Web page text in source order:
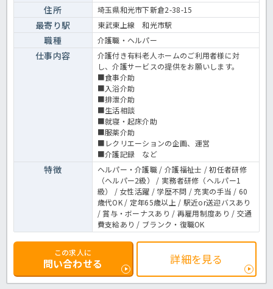
住所 埼玉県和光市下新倉2-38-15
最寄り駅 東武東上線 和光市駅
職種 介護職・ヘルパー
仕事内容
介護付き有料老人ホームのご利用者様に対
し、介護サービスの提供をお願いします。
■食事介助
■入浴介助
■排泄介助
■生活相談
■就寝・起床介助
■服薬介助
■レクリエーションの企画、運営
■介護記録 など
特徴
ヘルパー・介護職 / 介護福祉士 / 初任者研修
（ヘルパー2級） / 実務者研修（ヘルパー1
級） / 女性活躍 / 学歴不問 / 充実の手当 / 60
歳代OK / 定年65歳以上 / 駅近or送迎バスあり
/ 賞与・ボーナスあり / 再雇用制度あり / 交通
費支給あり / ブランク・復職OK
この求人に
問い合わせる 詳細を見る